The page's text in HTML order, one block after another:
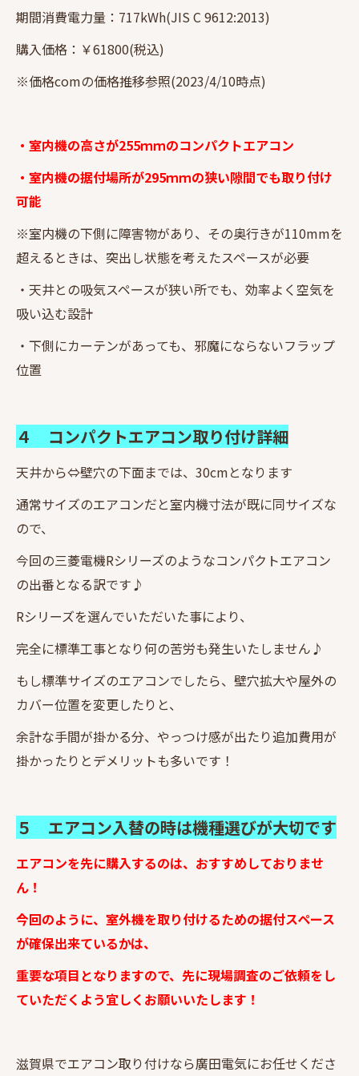
期間消費電力量：717kWh(JIS C 9612:2013)
購入価格：￥61800(税込)
※価格comの価格推移参照(2023/4/10時点)
・室内機の高さが255ｍｍのコンパクトエアコン
・室内機の据付場所が295ｍｍの狭い隙間でも取り付け
可能
※室内機の下側に障害物があり、その奥行きが110mmを
超えるときは、突出し状態を考えたスペースが必要
・天井との吸気スペースが狭い所でも、効率よく空気を
吸い込む設計
・下側にカーテンがあっても、邪魔にならないフラップ
位置
４ コンパクトエアコン取り付け詳細
天井から⇔壁穴の下面までは、30cmとなります
通常サイズのエアコンだと室内機寸法が既に同サイズな
ので、
今回の三菱電機Rシリーズのようなコンパクトエアコン
の出番となる訳です♪
Rシリーズを選んでいただいた事により、
完全に標準工事となり何の苦労も発生いたしません♪
もし標準サイズのエアコンでしたら、壁穴拡大や屋外の
カバー位置を変更したりと、
余計な手間が掛かる分、やっつけ感が出たり追加費用が
掛かったりとデメリットも多いです！
５ エアコン入替の時は機種選びが大切です
エアコンを先に購入するのは、おすすめしておりませ
ん！
今回のように、室外機を取り付けるための据付スペース
が確保出来ているかは、
重要な項目となりますので、先に現場調査のご依頼をし
ていただくよう宜しくお願いいたします！
滋賀県でエアコン取り付けなら廣田電気にお任せくださ